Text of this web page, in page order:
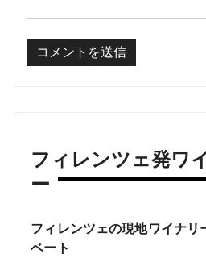
フィレンツェ発ワ
ー
フィレンツェの現地ワイナリ
ベート